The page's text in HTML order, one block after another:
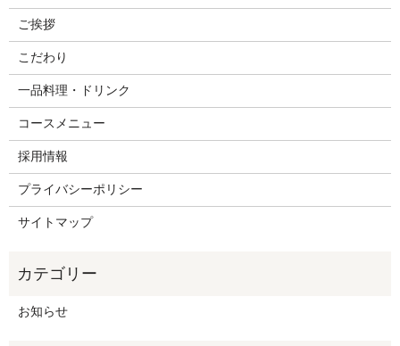
ご挨拶
こだわり
一品料理・ドリンク
コースメニュー
採用情報
プライバシーポリシー
サイトマップ
お知らせ